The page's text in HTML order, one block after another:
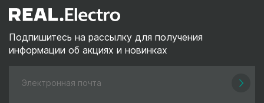
Подпишитесь на рассылку для получения
информации об акциях и новинках